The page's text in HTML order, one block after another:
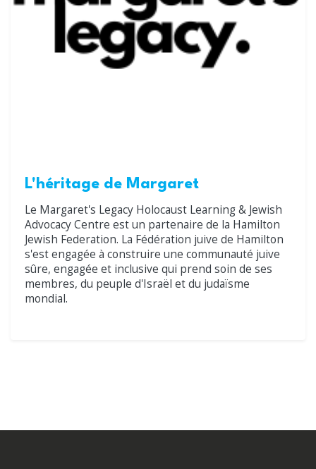
L'héritage de Margaret
Le Margaret's Legacy Holocaust Learning & Jewish
Advocacy Centre est un partenaire de la Hamilton
Jewish Federation. La Fédération juive de Hamilton
s'est engagée à construire une communauté juive
sûre, engagée et inclusive qui prend soin de ses
membres, du peuple d'Israël et du judaïsme
mondial.